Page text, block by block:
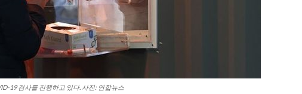
19 검사를 진행하고 있다. 사진: 연합뉴스